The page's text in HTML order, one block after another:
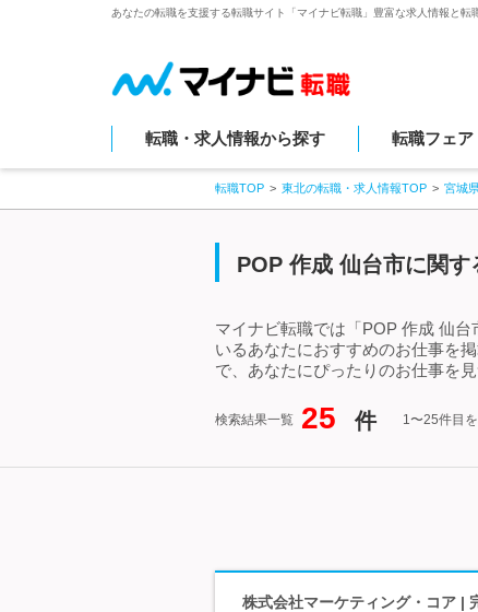
あなたの転職を支援する転職サイト「マイナビ転職」豊富な求人情報と転
転職・求人情報から探す 転職フェア
転職TOP 東北の転職・求人情報TOP 宮城
POP 作成 仙台市に関
マイナビ転職では「POP 作成 仙
いるあなたにおすすめのお仕事を
で、あなたにぴったりのお仕事を
検索結果一覧 25 件 1〜25件目
株式会社マーケティング・コア